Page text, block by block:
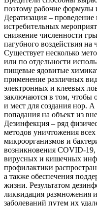
поэтому рабочие формулы
Дератизация –
истребительных
снижение численности
пагубного воздействия
Существует несколько
или по отдельности
пищевые ядовитые
применение различных
электронных и клеевых
заключаются в том, чтобы
и мест для создания нор.
попадания на объект из
Дезинфекция – ряд
методов уничтожения
микроорганизмов и
возникновения COVID-
вирусных и кишечных
профилактики
а также обеспечения
жизни. Результатом
ликвидация размножения
заболеваний путем их